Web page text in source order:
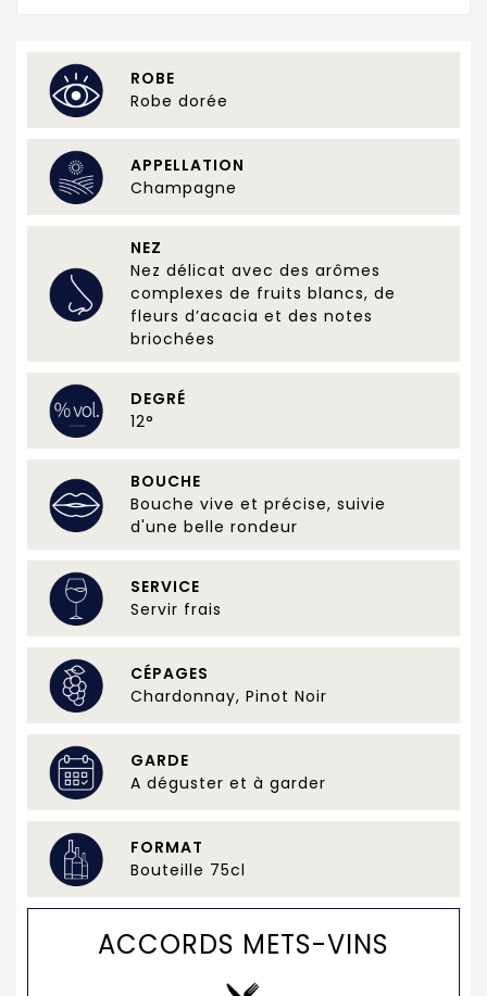
ROBE
Robe dorée
APPELLATION
Champagne
NEZ
Nez délicat avec des arômes
complexes de fruits blancs, de
fleurs d’acacia et des notes
briochées
DEGRÉ
12°
BOUCHE
Bouche vive et précise, suivie
d'une belle rondeur
SERVICE
Servir frais
CÉPAGES
Chardonnay, Pinot Noir
GARDE
A déguster et à garder
FORMAT
Bouteille 75cl
ACCORDS METS-VINS